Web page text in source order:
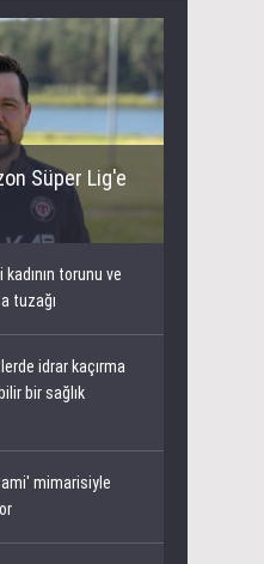
Süper Lig'e
kadının torunu ve
tuzağı
idrar kaçırma
bir sağlık
mimarisiyle